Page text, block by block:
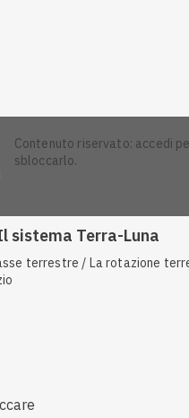
contenuto riservato: accedi per
sbloccarlo.
sistema Terra-Luna
terrestre / La rotazione